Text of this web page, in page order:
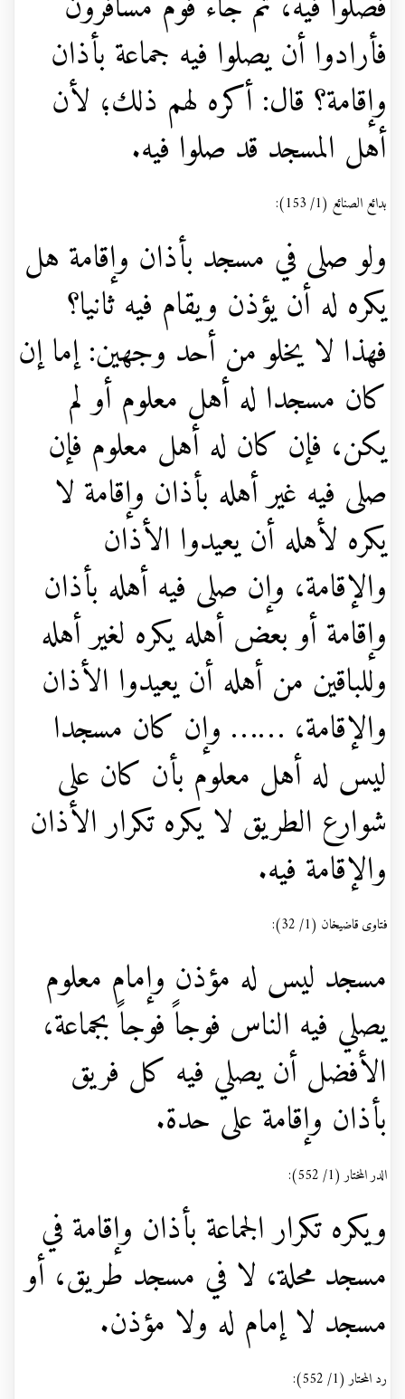
فأرادوا أن يصلوا فيه جماعة بأذان
وإقامة؟ قال: أكره لهم ذلك؛ لأن
أهل المسجد قد صلوا فيه.
بدائع الصنائع (1/ 153):
ولو صلى في مسجد بأذان وإقامة هل
يكره له أن يؤذن ويقام فيه ثانيا؟
فهذا لا يخلو من أحد وجهين: إما إن
كان مسجدا له أهل معلوم أو لم
يكن، فإن كان له أهل معلوم فإن
صلى فيه غير أهله بأذان وإقامة لا
يكره لأهله أن يعيدوا الأذان
والإقامة، وإن صلى فيه أهله بأذان
وإقامة أو بعض أهله يكره لغير أهله
وللباقين من أهله أن يعيدوا الأذان
والإقامة، …… وإن كان مسجدا
ليس له أهل معلوم بأن كان على
شوارع الطريق لا يكره تكرار الأذان
والإقامة فيه.
فتاوى قاضيخان (1/ 32):
مسجد ليس له مؤذن وإمام معلوم
يصلي فيه الناس فوجاً فوجاً بجماعة،
الأفضل أن يصلي فيه كل فريق
بأذان وإقامة على حدة.
الدر المختار (1/ 552):
ويكره تكرار الجماعة بأذان وإقامة في
مسجد محلة، لا في مسجد طريق، أو
مسجد لا إمام له ولا مؤذن.
رد المحتار (1/ 552):